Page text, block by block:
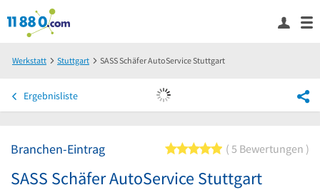
Werkstatt Stuttgart SASS Schäfer AutoService Stuttgart
Ergebnisliste
Branchen-Eintrag 5 von 5 Sternen
5 Bewertungen
SASS Schäfer AutoService Stuttgart